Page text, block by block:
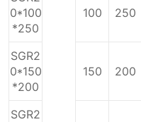
0*100
*250
100 250
SGR2
0*150
*200
150 200
SGR2